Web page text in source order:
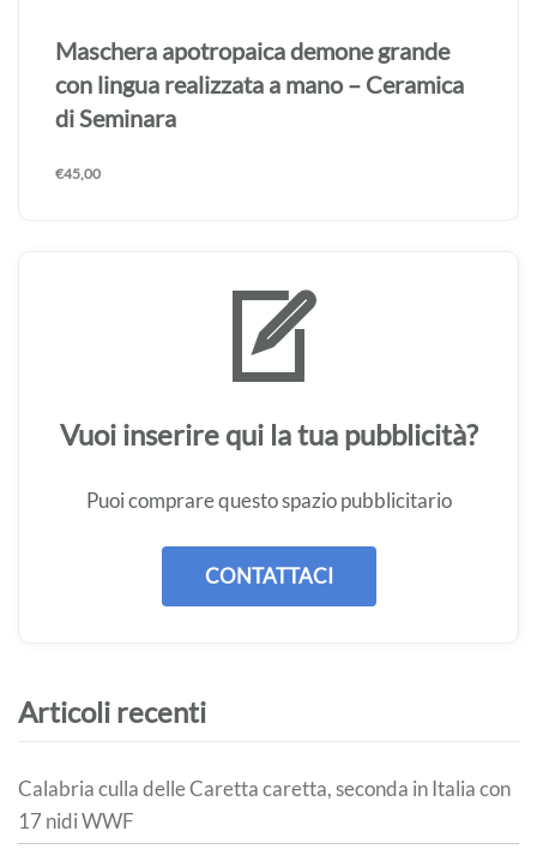
Maschera apotropaica demone grande
realizzata a mano – Ceramica di Seminara
Vuoi inserire qui la tua pubblicità?
Puoi comprare questo spazio pubblicitario
CONTATTACI
Articoli recenti
Calabria culla delle Caretta caretta, seconda in Italia con
17 nidi WWF